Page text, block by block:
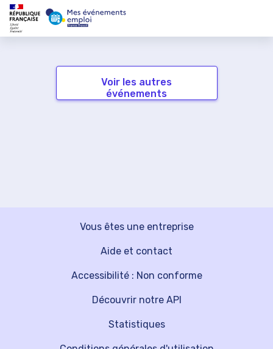
Voir les autres
événements
Vous êtes une entreprise
Découvrir notre API
Aide et contact
Statistiques
Accessibilité : Non conforme